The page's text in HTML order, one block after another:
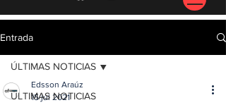
Entrada
ÚLTIMAS NOTICIAS
ÚLTIMAS NOTICIAS
Edsson Araúz
15 jul 2021